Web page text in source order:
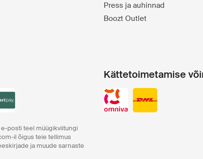
Press ja auhinnad
Boozt Outlet
posti teel müügikviitungi
il õigus teie tellimus
ja muude sarnaste
Kättetoimetamise